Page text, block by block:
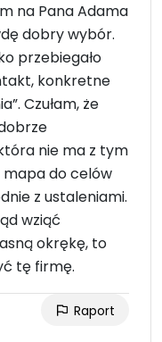
na Pana Adama
dobry wybór.
przebiegało
konkretne
Czułam, że
nie ma z tym
mapa do celów
z ustaleniami.
wziąć
okrękę, to
tę firmę.
Raport